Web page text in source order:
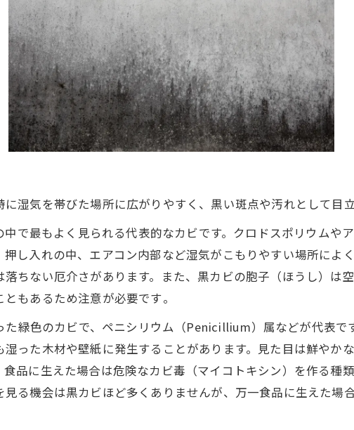
湿気を帯びた場所に広がりやすく、黒い斑点や汚れとして目立
中で最もよく見られる代表的なカビです。クロドスポリウムや
し入れの中、エアコン内部など湿気がこもりやすい場所によ
ちない厄介さがあります。また、黒カビの胞子（ほうし）は
もあるため注意が必要です​。
た緑色のカビで、ペニシリウム（Penicillium）属などが代表で
った木材や壁紙に発生することがあります。見た目は鮮やか
品に生えた場合は危険なカビ毒（マイコトキシン）を作る種
る機会は黒カビほど多くありませんが、万一食品に生えた場